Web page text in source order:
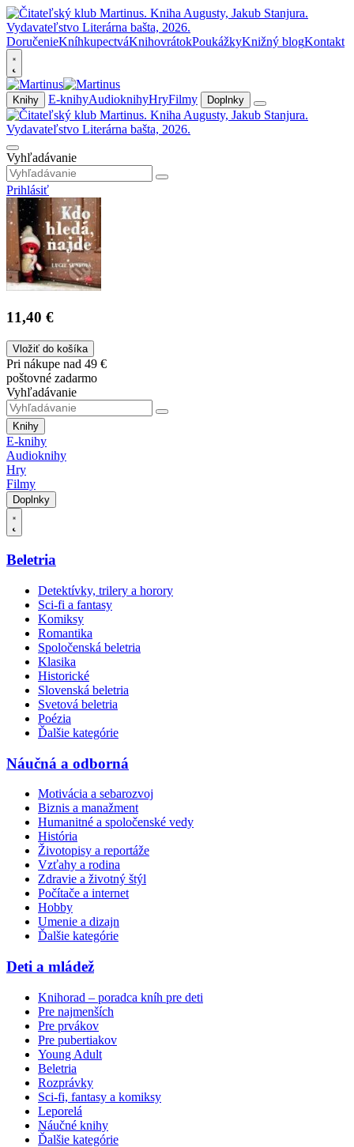
DoručenieKníhkupectváKnihovrátokPoukážkyKnižný blogKontakt
Knihy E-knihyAudioknihyHryFilmy Doplnky
Vyhľadávanie
Prihlásiť
11,40 €
Vložiť do košíka
Pri nákupe nad 49 €
poštovné zadarmo
Vyhľadávanie
Knihy
E-knihy
Audioknihy
Hry
Filmy
Doplnky
Beletria
Detektívky, trilery a horory
Sci-fi a fantasy
Komiksy
Romantika
Spoločenská beletria
Klasika
Historické
Slovenská beletria
Svetová beletria
Poézia
Ďalšie kategórie
Náučná a odborná
Motivácia a sebarozvoj
Biznis a manažment
Humanitné a spoločenské vedy
História
Životopisy a reportáže
Vzťahy a rodina
Zdravie a životný štýl
Počítače a internet
Hobby
Umenie a dizajn
Ďalšie kategórie
Deti a mládež
Knihorad – poradca kníh pre deti
Pre najmenších
Pre prvákov
Pre pubertiakov
Young Adult
Beletria
Rozprávky
Sci-fi, fantasy a komiksy
Leporelá
Náučné knihy
Ďalšie kategórie